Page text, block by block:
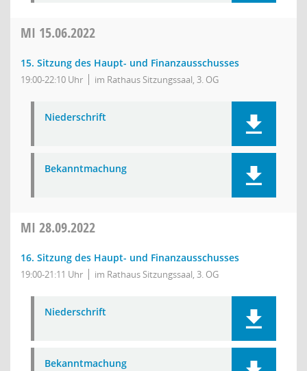
MI 15.06.2022
15. Sitzung des Haupt- und Finanzausschusses
19:00-22:10 Uhr im Rathaus Sitzungssaal, 3. OG
Niederschrift
Bekanntmachung
MI 28.09.2022
16. Sitzung des Haupt- und Finanzausschusses
19:00-21:11 Uhr im Rathaus Sitzungssaal, 3. OG
Niederschrift
Bekanntmachung